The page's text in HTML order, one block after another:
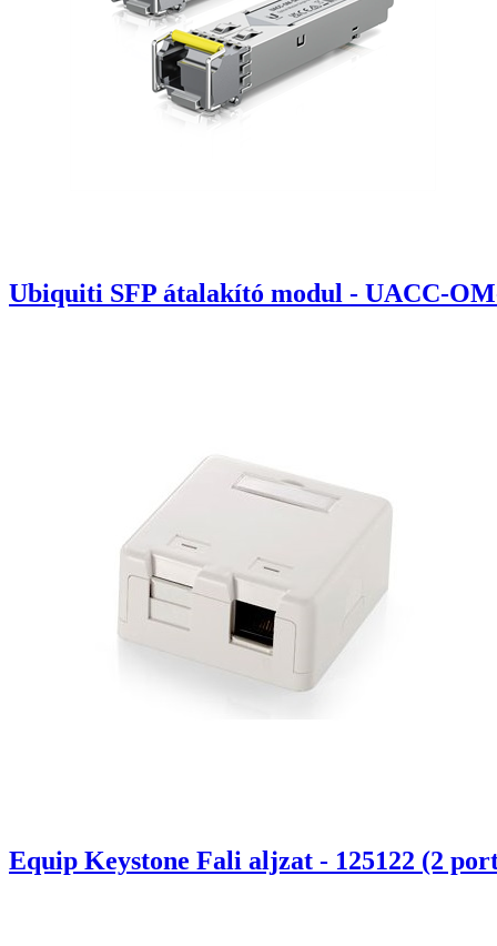
Ubiquiti SFP átalakító modul - UACC-
Equip Keystone Fali aljzat - 125122 (2